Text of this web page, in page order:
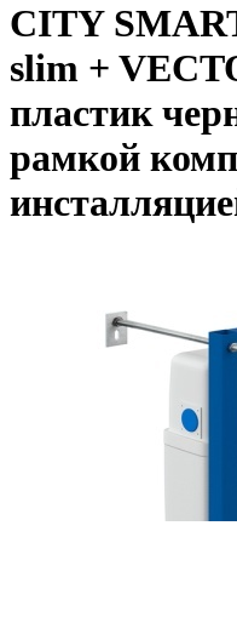
CITY
slim +
пластик
рамкой